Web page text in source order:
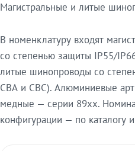
Магистральные и литые
В номенклатуру входят
со степенью защиты IP55/
литые шинопроводы со
СВА и СВС). Алюминиевые
медные — серии 89xx.
конфигурации — по каталогу